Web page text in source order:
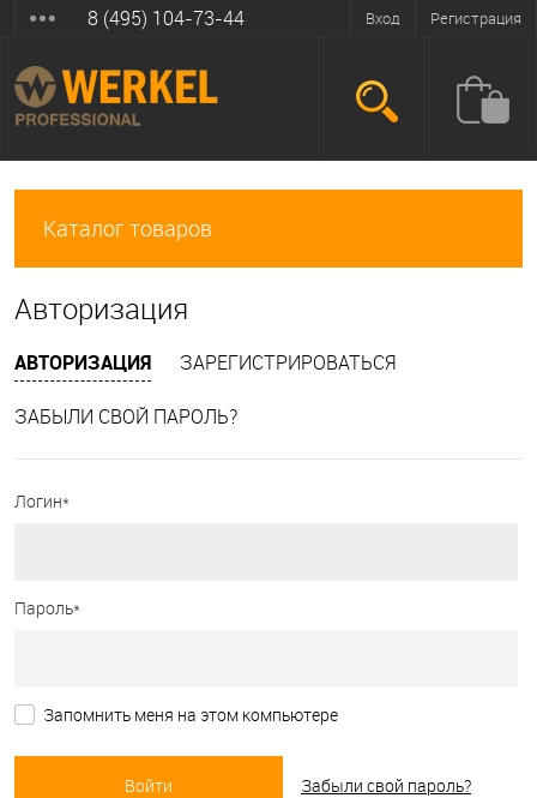
Вход Регистрация
8 (495) 104-73-44
Каталог товаров
Авторизация
АВТОРИЗАЦИЯ ЗАРЕГИСТРИРОВАТЬСЯ
ЗАБЫЛИ СВОЙ ПАРОЛЬ?
Логин*
Пароль*
Запомнить меня на этом компьютере
Забыли свой пароль?